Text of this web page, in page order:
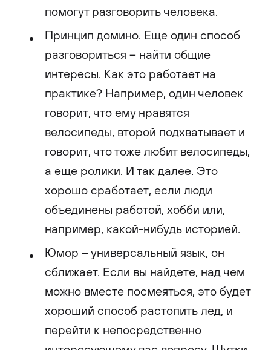
помогут разговорить человека.
Принцип домино. Еще один способ
разговориться – найти общие
интересы. Как это работает на
практике? Например, один человек
говорит, что ему нравятся
велосипеды, второй подхватывает и
говорит, что тоже любит велосипеды,
а еще ролики. И так далее. Это
хорошо сработает, если люди
объединены работой, хобби или,
например, какой-нибудь историей.
Юмор – универсальный язык, он
сближает. Если вы найдете, над чем
можно вместе посмеяться, это будет
хороший способ растопить лед, и
перейти к непосредственно